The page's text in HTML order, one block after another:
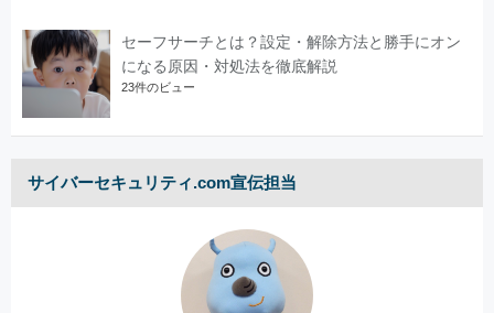
セーフサーチとは？設定・解除方法と勝手にオン
になる原因・対処法を徹底解説
23件のビュー
サイバーセキュリティ.com宣伝担当